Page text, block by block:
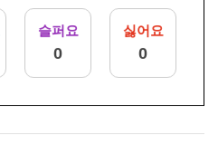
슬퍼요
0
싫어요
0